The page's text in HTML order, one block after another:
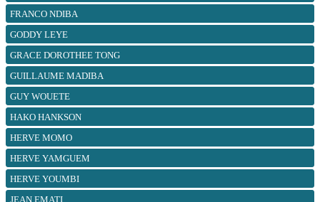
FRANCO NDIBA
GODDY LEYE
GRACE DOROTHEE TONG
GUILLAUME MADIBA
GUY WOUETE
HAKO HANKSON
HERVE MOMO
HERVE YAMGUEM
HERVE YOUMBI
JEAN EMATI